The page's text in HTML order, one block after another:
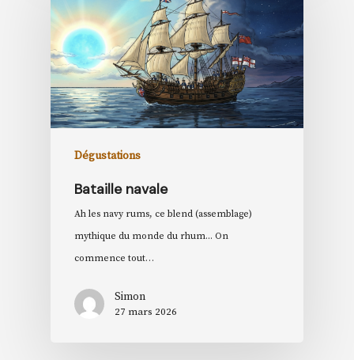
Dégustations
Bataille navale
Ah les navy rums, ce blend (assemblage)
mythique du monde du rhum... On
commence tout…
Simon
27 mars 2026